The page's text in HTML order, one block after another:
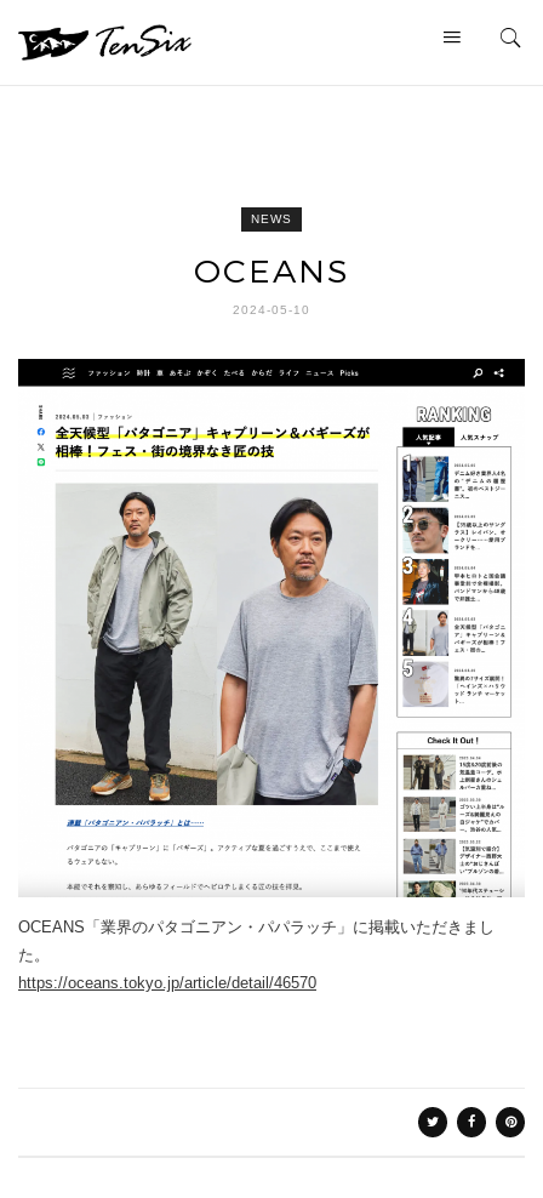
NEWS
OCEANS
2024-05-10
OCEANS「業界のパタゴニアン・パパラッチ」に掲載いただきまし
た。
https://oceans.tokyo.jp/article/detail/46570